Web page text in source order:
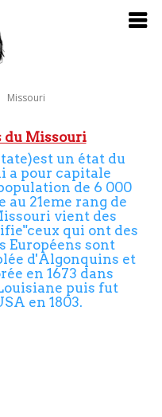
Missouri
du Missouri
un état du
a pour capitale
de 6 000
au 21eme rang de
vient des
qui ont des
Européens sont
d'Algonquins et
en 1673 dans
puis fut
en 1803.